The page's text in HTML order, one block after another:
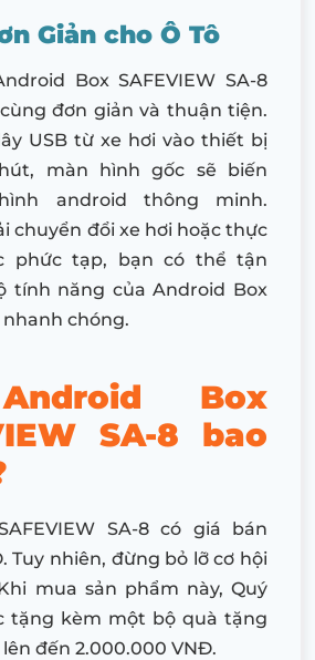
Giản cho Ô Tô
Box SAFEVIEW SA-8
đơn giản và thuận tiện.
USB từ xe hơi vào thiết bị
màn hình gốc sẽ biến
android thông minh.
chuyển đổi xe hơi hoặc thực
phức tạp, bạn có thể tận
tính năng của Android Box
chóng.
Box
SA-8 bao
SA-8 có giá bán
Tuy nhiên, đừng bỏ lỡ cơ hội
mua sản phẩm này, Quý
tặng kèm một bộ quà tặng
đến 2.000.000 VNĐ.